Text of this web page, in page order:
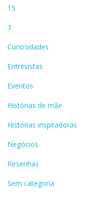
15
3
Curiosidades
Entrevistas
Eventos
Histórias de mãe
Histórias inspiradoras
Negócios
Resenhas
Sem categoria